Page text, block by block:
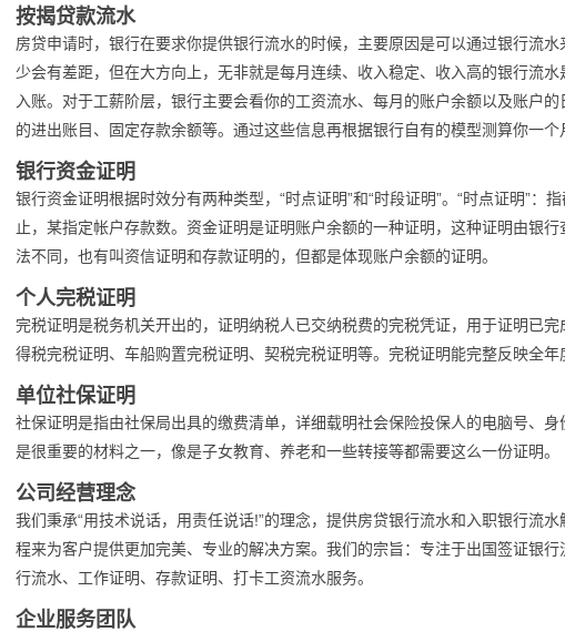
按揭贷款流水
房贷申请时，银行在要求你提供银行流水的时候，主要原因是可以通过银行流
少会有差距，但在大方向上，无非就是每月连续、收入稳定、收入高的银行流
入账。对于工薪阶层，银行主要会看你的工资流水、每月的账户余额以及账户
的进出账目、固定存款余额等。通过这些信息再根据银行自有的模型测算你一
银行资金证明
银行资金证明根据时效分有两种类型，“时点证明”和“时段证明”。“时点证明”：
止，某指定帐户存款数。资金证明是证明账户余额的一种证明，这种证明由银
法不同，也有叫资信证明和存款证明的，但都是体现账户余额的证明。
个人完税证明
完税证明是税务机关开出的，证明纳税人已交纳税费的完税凭证，用于证明已
得税完税证明、车船购置完税证明、契税完税证明等。完税证明能完整反映全
单位社保证明
社保证明是指由社保局出具的缴费清单，详细载明社会保险投保人的电脑号、
是很重要的材料之一，像是子女教育、养老和一些转接等都需要这么一份证明。
公司经营理念
我们秉承“用技术说话，用责任说话!”的理念，提供房贷银行流水和入职银行流
程来为客户提供更加完美、专业的解决方案。我们的宗旨：专注于出国签证银
行流水、工作证明、存款证明、打卡工资流水服务。
企业服务团队